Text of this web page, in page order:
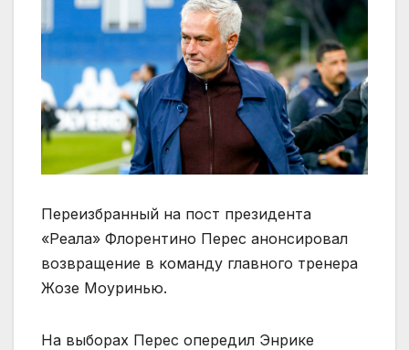
Переизбранный на пост президента
«Реала» Флорентино Перес анонсировал
возвращение в команду главного тренера
Жозе Моуринью.
На выборах Перес опередил Энрике